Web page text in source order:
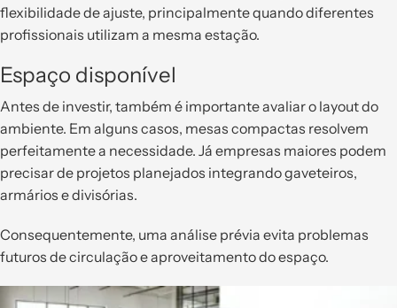
flexibilidade de ajuste, principalmente quando diferentes
profissionais utilizam a mesma estação.
Espaço disponível
Antes de investir, também é importante avaliar o layout do
ambiente. Em alguns casos, mesas compactas resolvem
perfeitamente a necessidade. Já empresas maiores podem
precisar de projetos planejados integrando gaveteiros,
armários e divisórias.
Consequentemente, uma análise prévia evita problemas
futuros de circulação e aproveitamento do espaço.